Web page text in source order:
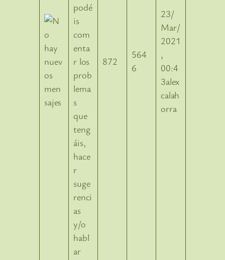
podé
is
com
enta
r los
prob
lema
s
que
teng
áis,
hace
r
suge
renci
as
y/o
habl
ar
872
564
6
23/
Mar/
2021
,
00:4
3alex
calah
orra